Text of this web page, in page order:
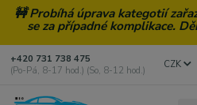
🚧 Probíhá úprava kategotií
se za případné komplikace.
CZK
+420 731 738 475
(Po-Pá, 8-17 hod.) (So, 8-12 hod.)